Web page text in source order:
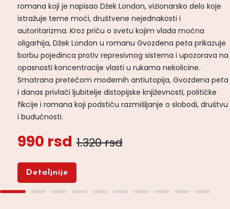
romana koji je napisao Džek London, vizionarsko delo koje
istražuje teme moći, društvene nejednakosti i
autoritarizma. Kroz priču o svetu kojim vlada moćna
oligarhija, Džek London u romanu Gvozdena peta prikazuje
borbu pojedinca protiv represivnog sistema i upozorava na
opasnosti koncentracije vlasti u rukama nekolicine.
Smatrana pretečom modernih antiutopija, Gvozdena peta
i danas privlači ljubitelje distopijske književnosti, političke
fikcije i romana koji podstiču razmišljanje o slobodi, društvu
i budućnosti.
990 rsd 1.320 rsd
Detaljnije